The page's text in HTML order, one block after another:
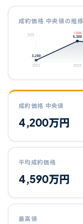
成約価格 中央値の推移
万円
3,200
2021
5,300
+2100
2022
成約価格 中央値
4,200万円
平均成約価格
4,590万円
最高値